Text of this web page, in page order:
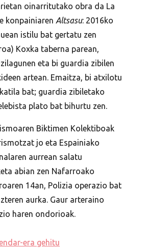
oinarritutako obra da La
konpainiaren Altsasu: 2016ko
istilu bat gertatu zen
Koxka taberna parean,
eta bi guardia zibilen
artean. Emaitza, bi atxilotu
bat; guardia zibiletako
plato bat bihurtu zen.
Biktimen Kolektiboak
jo eta Espainiako
aurrean salatu
abian zen Nafarroako
14an, Polizia operazio bat
aurka. Gaur arteraino
haren ondorioak.
era gehitu